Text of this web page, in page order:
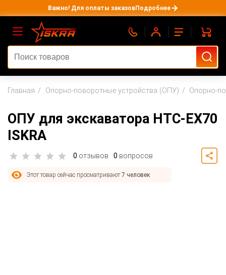
Важно! Для оплаты заказовПодробнее
Главная Опорно-поворотные устройства (ОПУ) Опорно-
ОПУ для экскаватора HTC-EX70
ISKRA
0 отзывов 0 вопросов
Этот товар сейчас просматривают7 человек